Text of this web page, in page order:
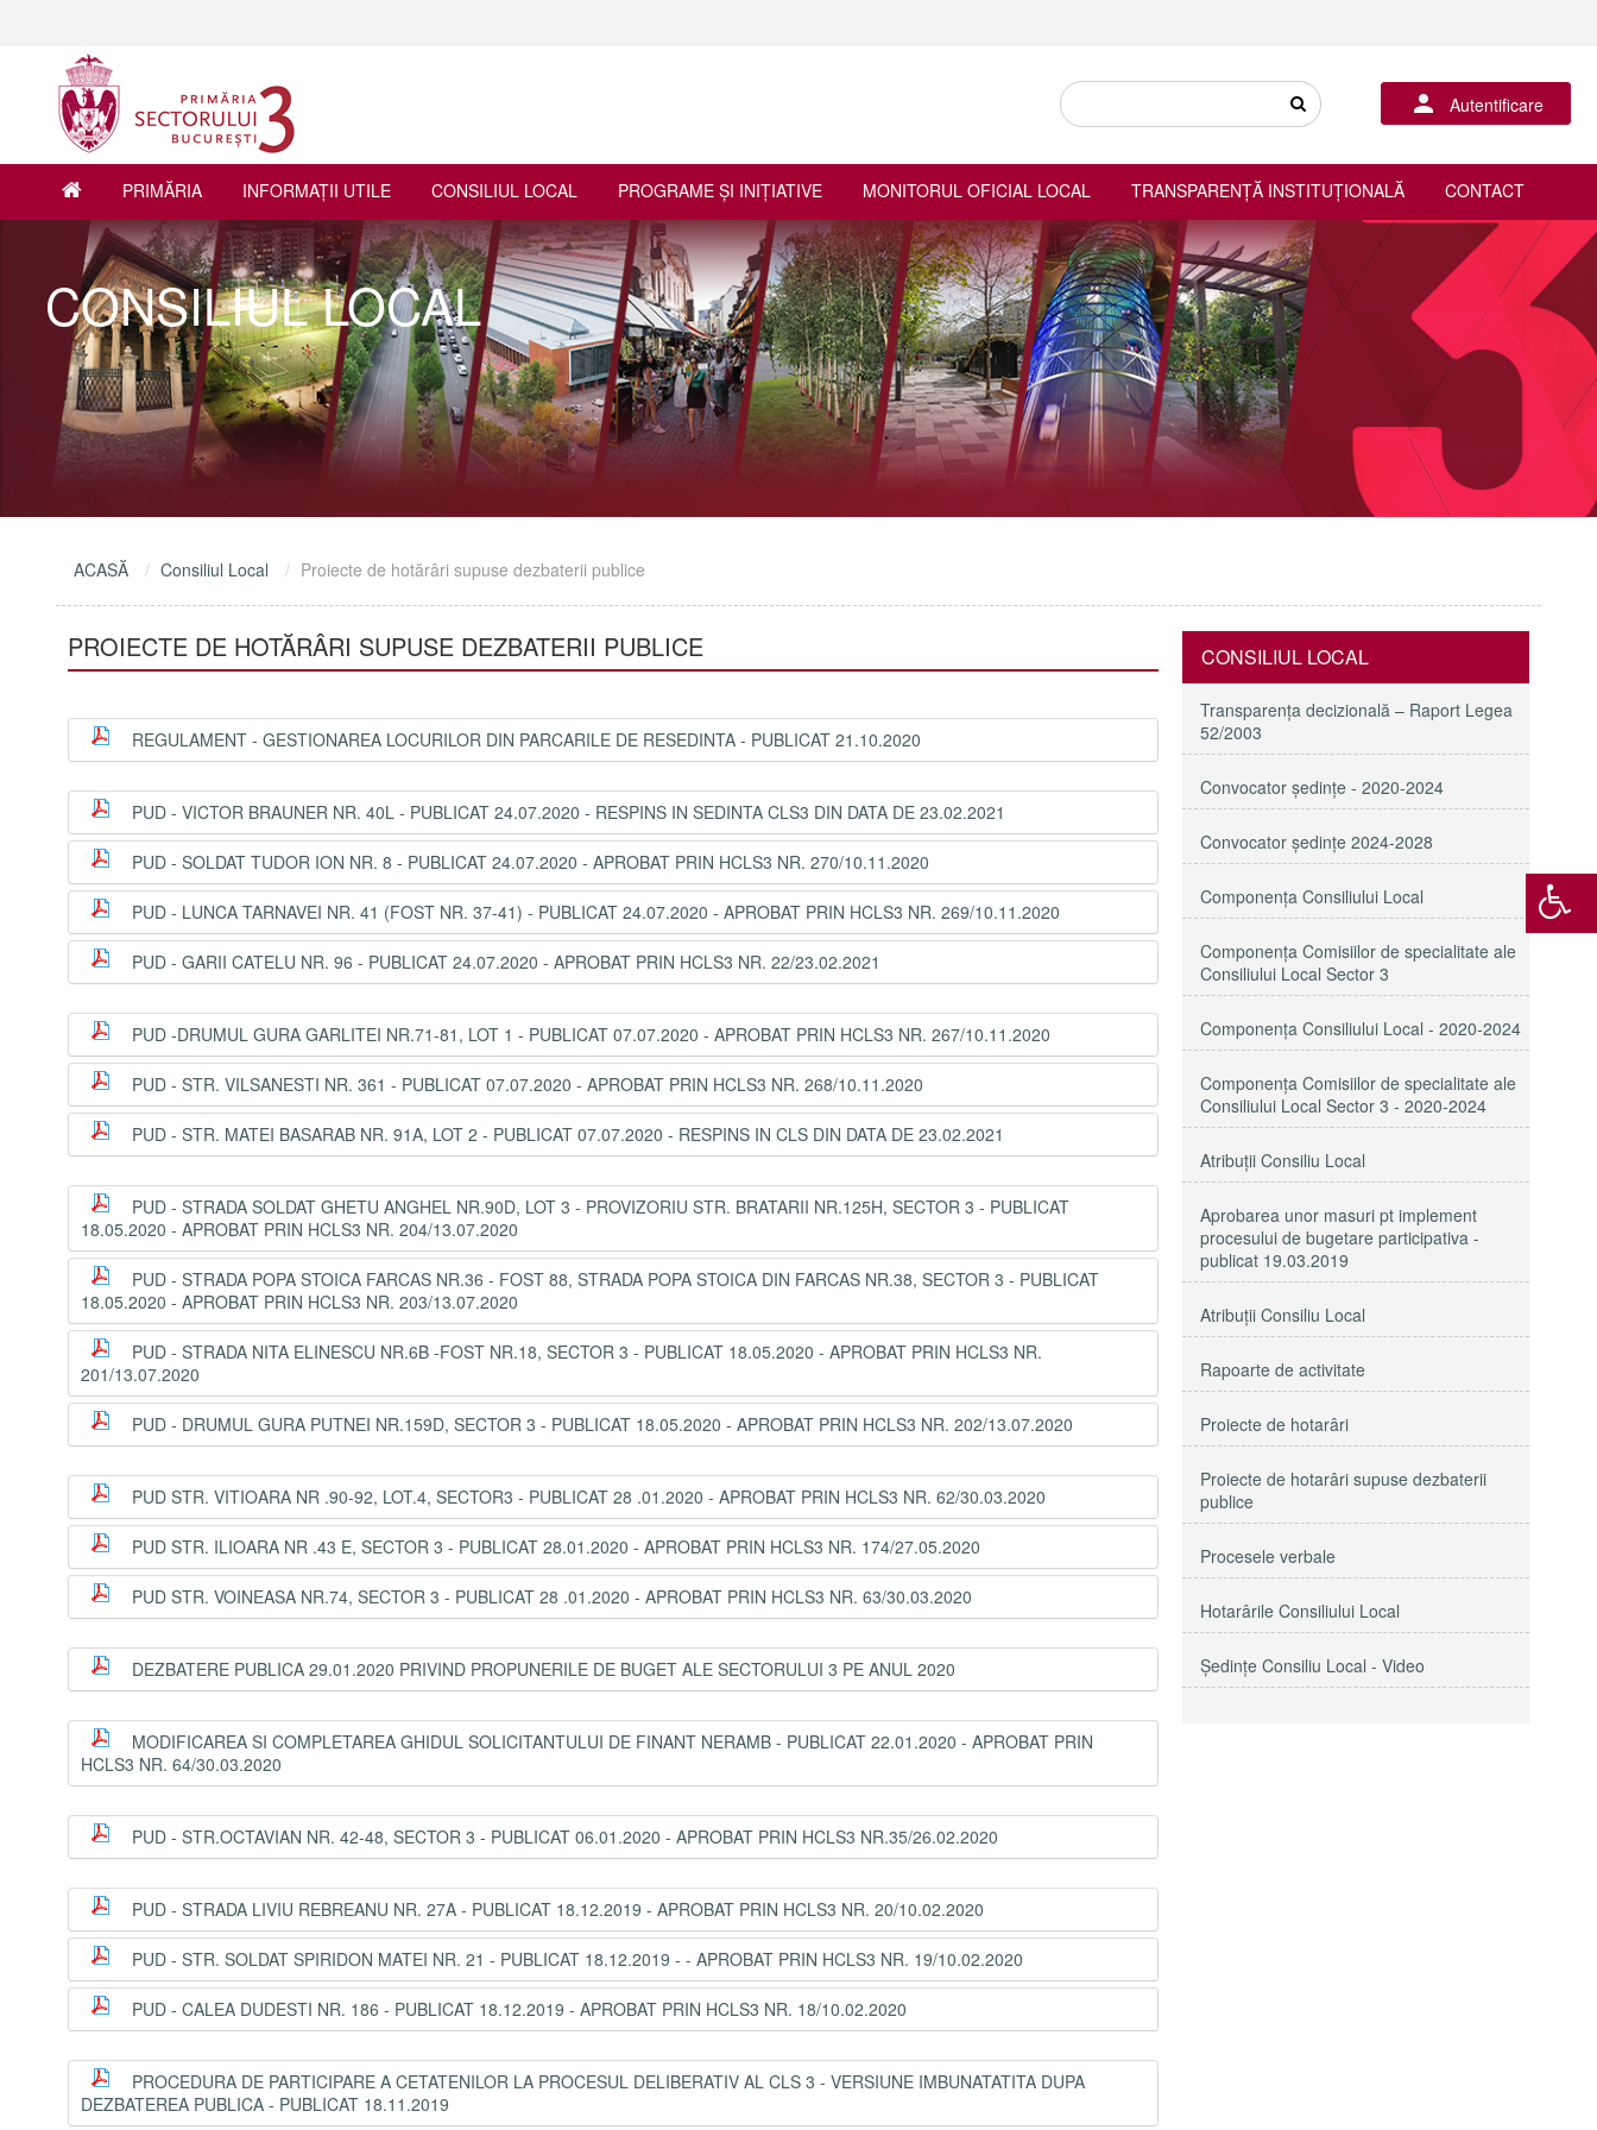
Autentificare
PRIMĂRIA INFORMAŢII UTILE CONSILIUL LOCAL PROGRAME ŞI INIŢIATIVE MONITORUL OFICIAL LOCAL TRANSPARENȚĂ INSTITUȚIONALĂ CONTACT
CONSILIUL LOCAL
ACASĂ Consiliul Local Proiecte de hotărâri supuse dezbaterii publice
PROIECTE DE HOTĂRÂRI SUPUSE DEZBATERII PUBLICE
REGULAMENT - GESTIONAREA LOCURILOR DIN PARCARILE DE RESEDINTA - PUBLICAT 21.10.2020
PUD - VICTOR BRAUNER NR. 40L - PUBLICAT 24.07.2020 - RESPINS IN SEDINTA CLS3 DIN DATA DE 23.02.2021
PUD - SOLDAT TUDOR ION NR. 8 - PUBLICAT 24.07.2020 - APROBAT PRIN HCLS3 NR. 270/10.11.2020
PUD - LUNCA TARNAVEI NR. 41 (FOST NR. 37-41) - PUBLICAT 24.07.2020 - APROBAT PRIN HCLS3 NR. 269/10.11.2020
PUD - GARII CATELU NR. 96 - PUBLICAT 24.07.2020 - APROBAT PRIN HCLS3 NR. 22/23.02.2021
PUD -DRUMUL GURA GARLITEI NR.71-81, LOT 1 - PUBLICAT 07.07.2020 - APROBAT PRIN HCLS3 NR. 267/10.11.2020
PUD - STR. VILSANESTI NR. 361 - PUBLICAT 07.07.2020 - APROBAT PRIN HCLS3 NR. 268/10.11.2020
PUD - STR. MATEI BASARAB NR. 91A, LOT 2 - PUBLICAT 07.07.2020 - RESPINS IN CLS DIN DATA DE 23.02.2021
PUD - STRADA SOLDAT GHETU ANGHEL NR.90D, LOT 3 - PROVIZORIU STR. BRATARII NR.125H, SECTOR 3 - PUBLICAT
18.05.2020 - APROBAT PRIN HCLS3 NR. 204/13.07.2020
PUD - STRADA POPA STOICA FARCAS NR.36 - FOST 88, STRADA POPA STOICA DIN FARCAS NR.38, SECTOR 3 - PUBLICAT
18.05.2020 - APROBAT PRIN HCLS3 NR. 203/13.07.2020
PUD - STRADA NITA ELINESCU NR.6B -FOST NR.18, SECTOR 3 - PUBLICAT 18.05.2020 - APROBAT PRIN HCLS3 NR.
201/13.07.2020
PUD - DRUMUL GURA PUTNEI NR.159D, SECTOR 3 - PUBLICAT 18.05.2020 - APROBAT PRIN HCLS3 NR. 202/13.07.2020
PUD STR. VITIOARA NR .90-92, LOT.4, SECTOR3 - PUBLICAT 28 .01.2020 - APROBAT PRIN HCLS3 NR. 62/30.03.2020
PUD STR. ILIOARA NR .43 E, SECTOR 3 - PUBLICAT 28.01.2020 - APROBAT PRIN HCLS3 NR. 174/27.05.2020
PUD STR. VOINEASA NR.74, SECTOR 3 - PUBLICAT 28 .01.2020 - APROBAT PRIN HCLS3 NR. 63/30.03.2020
DEZBATERE PUBLICA 29.01.2020 PRIVIND PROPUNERILE DE BUGET ALE SECTORULUI 3 PE ANUL 2020
MODIFICAREA SI COMPLETAREA GHIDUL SOLICITANTULUI DE FINANT NERAMB - PUBLICAT 22.01.2020 - APROBAT PRIN
HCLS3 NR. 64/30.03.2020
PUD - STR.OCTAVIAN NR. 42-48, SECTOR 3 - PUBLICAT 06.01.2020 - APROBAT PRIN HCLS3 NR.35/26.02.2020
PUD - STRADA LIVIU REBREANU NR. 27A - PUBLICAT 18.12.2019 - APROBAT PRIN HCLS3 NR. 20/10.02.2020
PUD - STR. SOLDAT SPIRIDON MATEI NR. 21 - PUBLICAT 18.12.2019 - - APROBAT PRIN HCLS3 NR. 19/10.02.2020
PUD - CALEA DUDESTI NR. 186 - PUBLICAT 18.12.2019 - APROBAT PRIN HCLS3 NR. 18/10.02.2020
PROCEDURA DE PARTICIPARE A CETATENILOR LA PROCESUL DELIBERATIV AL CLS 3 - VERSIUNE IMBUNATATITA DUPA
DEZBATEREA PUBLICA - PUBLICAT 18.11.2019
CONSILIUL LOCAL
Transparenţa decizională – Raport Legea
52/2003
Convocator ședințe - 2020-2024
Convocator ședințe 2024-2028
Componența Consiliului Local
Componența Comisiilor de specialitate ale
Consiliului Local Sector 3
Componenţa Consiliului Local - 2020-2024
Componenţa Comisiilor de specialitate ale
Consiliului Local Sector 3 - 2020-2024
Atribuţii Consiliu Local
Aprobarea unor masuri pt implement
procesului de bugetare participativa -
publicat 19.03.2019
Atribuții Consiliu Local
Rapoarte de activitate
Proiecte de hotarâri
Proiecte de hotarâri supuse dezbaterii
publice
Procesele verbale
Hotarârile Consiliului Local
Şedinţe Consiliu Local - Video